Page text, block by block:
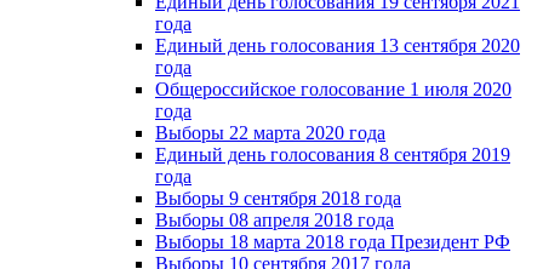
года
Единый день голосования 13 сентября 2020
года
Общероссийское голосование 1 июля 2020
года
Выборы 22 марта 2020 года
Единый день голосования 8 сентября 2019
года
Выборы 9 сентября 2018 года
Выборы 08 апреля 2018 года
Выборы 18 марта 2018 года Президент РФ
Выборы 10 сентября 2017 года